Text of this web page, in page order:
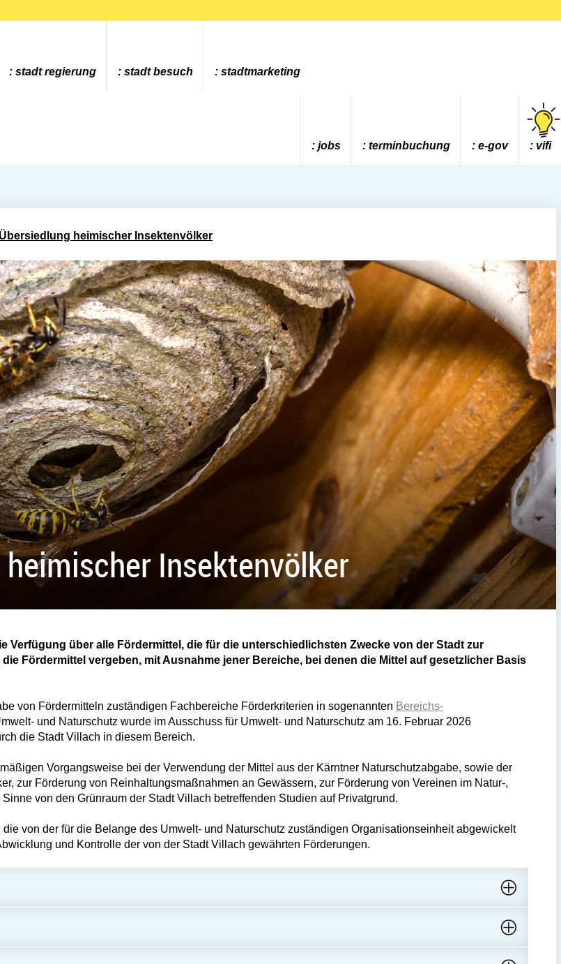
stadt regierung stadt besuch stadtmarketing
jobs terminbuchung e-gov vifi
heimischer Insektenvölker
Insektenvölker
Verfügung über alle Fördermittel, die für die unterschiedlichsten Zwecke von der Stadt zur
Fördermittel vergeben, mit Ausnahme jener Bereiche, bei denen die Mittel auf gesetzlicher Basis
von Fördermitteln zuständigen Fachbereiche Förderkriterien in sogenannten Bereichs-
und Naturschutz wurde im Ausschuss für Umwelt- und Naturschutz am 16. Februar 2026
die Stadt Villach in diesem Bereich.
Vorgangsweise bei der Verwendung der Mittel aus der Kärntner Naturschutzabgabe, sowie der
zur Förderung von Reinhaltungsmaßnahmen an Gewässern, zur Förderung von Vereinen im Natur-,
von den Grünraum der Stadt Villach betreffenden Studien auf Privatgrund.
von der für die Belange des Umwelt- und Naturschutz zuständigen Organisationseinheit abgewickelt
und Kontrolle der von der Stadt Villach gewährten Förderungen.